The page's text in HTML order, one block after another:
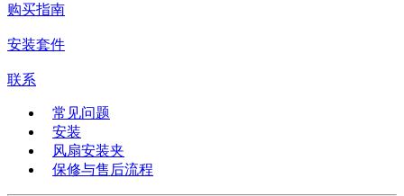
购买指南
安装套件
联系
常见问题
安装
风扇安装夹
保修与售后流程